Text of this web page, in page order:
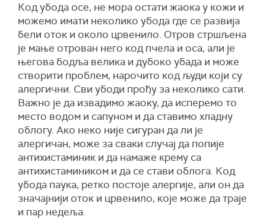
Код убода осе, не мора остати жаока у кожи и
можемо имати неколико убода где се развија
бели оток и около црвенило. Отров стршљена
је мање отрован него код пчела и оса, али је
његова бодља велика и дубоко убада и може
створити проблем, нарочито код људи који су
алергични. Сви убоди прођу за неколико сати.
Важно је да извадимо жаоку, да исперемо то
место водом и сапуном и да ставимо хладну
облогу. Ако неко није сигуран да ли је
алергичан, може за сваки случај да попије
антихистаминик и да намаже крему са
антихистамиником и да се стави облога. Код
убода паука, ретко постоје алергије, али он да
значајнији оток и црвенило, које може да траје
и пар недеља.